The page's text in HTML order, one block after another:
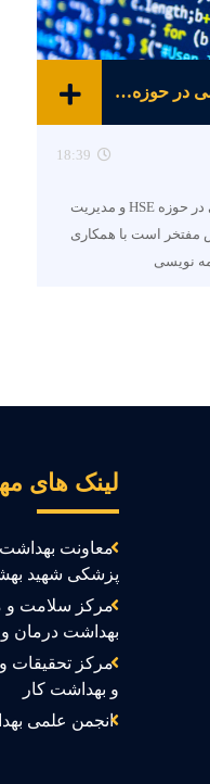
طراحی نرم افزارهای تخصصی در حوزه HSE و مدیریت بحران
18:39
طراحی نرم افزارهای تخصصی در حوزه HSE و مدیریت
مفتخر است با همکاری
نویسی
لینک های
معاونت
پزشکی شهید
مرکز سلامت و
بهداشت درمان
مرکز تحقیقات
و بهداشت کار
انجمن علمی